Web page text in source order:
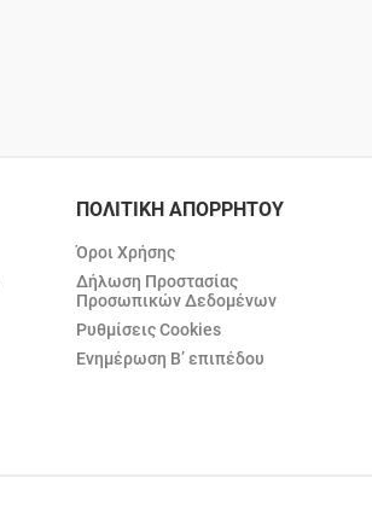
ΠΟΛΙΤΙΚΗ ΑΠΟΡΡΗΤΟΥ
Όροι Χρήσης
Δήλωση Προστασίας
Προσωπικών Δεδομένων
Ρυθμίσεις Cookies
Ενημέρωση Β’ επιπέδου